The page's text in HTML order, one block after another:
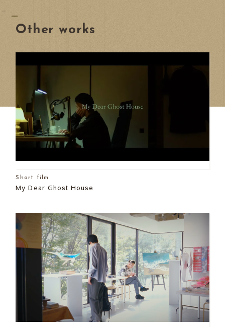
Other works
Short film
My Dear Ghost House